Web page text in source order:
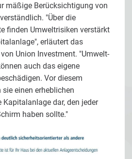
mäßige Berücksichtigung von
"Über die
finden Umweltrisiken verstärkt
erläutert das
Union Investment. "Umwelt-
auch das eigene
Vor diesem
einen erheblichen
dar, den jeder
haben sollte."